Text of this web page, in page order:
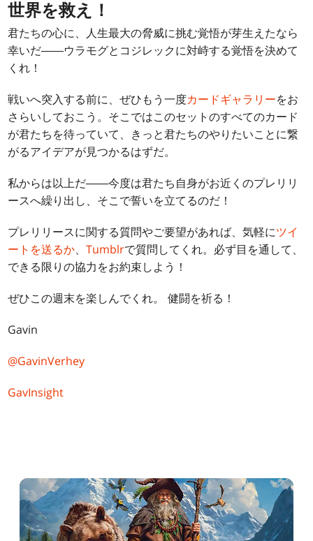
世界を救え！
君たちの心に、人生最大の脅威に挑む覚悟が芽生えたなら
幸いだ――ウラモグとコジレックに対峙する覚悟を決めて
くれ！
戦いへ突入する前に、ぜひもう一度カードギャラリーをお
さらいしておこう。そこではこのセットのすべてのカード
が君たちを待っていて、きっと君たちのやりたいことに繋
がるアイデアが見つかるはずだ。
私からは以上だ――今度は君たち自身がお近くのプレリリ
ースへ繰り出し、そこで誓いを立てるのだ！
プレリリースに関する質問やご要望があれば、気軽にツイ
ートを送るか、Tumblrで質問してくれ。必ず目を通して、
できる限りの協力をお約束しよう！
ぜひこの週末を楽しんでくれ。 健闘を祈る！
Gavin
@GavinVerhey
GavInsight